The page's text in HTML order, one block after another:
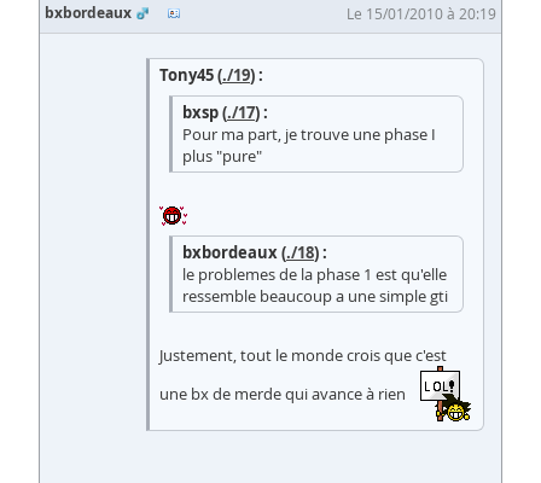
bxbordeaux
Le 15/01/2010 à 20:19
Tony45 (./19) :
bxsp (./17) :
Pour ma part, je trouve une phase I
plus "pure"
bxbordeaux (./18) :
le problemes de la phase 1 est qu'elle
ressemble beaucoup a une simple gti
Justement, tout le monde crois que c'est
une bx de merde qui avance à rien